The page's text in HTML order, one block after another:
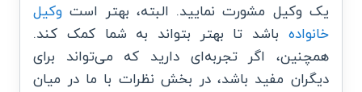
یک وکیل مشورت نمایید. البته، بهتر است وکیل
خانواده باشد تا بهتر بتواند به شما کمک کند.
همچنین، اگر تجربه‌ای دارید که می‌تواند برای
دیگران مفید باشد، در بخش نظرات با ما در میان